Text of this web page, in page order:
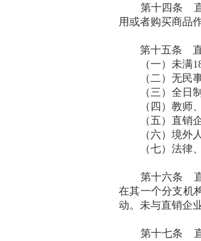
第十四条 直销
用或者购买商品
第十五条 直销
（一）未满18
（二）无民事
（三）全日制
（四）教师、
（五）直销企
（六）境外人
（七）法律、
第十六条 直销
在其一个分支机
动。未与直销企
第十七条 直销